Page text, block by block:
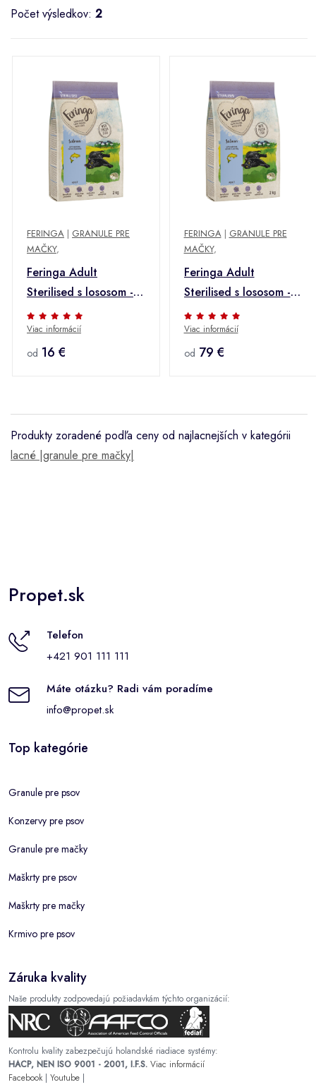
Počet výsledkov: 2
FERINGA | GRANULE PRE
MAČKY,
Feringa Adult
Sterilised s lososom - 2
kg
Viac informácií
od 16 €
FERINGA| GRANULE PRE
MAČKY,
Feringa Adult
Sterilised s lososom -
výhodné balenie: 10
kg (5 x 2 kg)
Viac informácií
od 79 €
Produkty zoradené podľa ceny od najlacnejších v kategórii
lacné |granule pre mačky|
Propet.sk
Telefon
+421 901 111 111
Máte otázku? Radi vám poradíme
info@propet.sk
Top kategórie
Granule pre psov
Konzervy pre psov
Granule pre mačky
Maškrty pre psov
Maškrty pre mačky
Krmivo pre psov
Záruka kvality
Naše produkty zodpovedajú požiadavkám týchto organizácií:
Kontrolu kvality zabezpečujú holandské riadiace systémy:
HACP, NEN ISO 9001 - 2001, I.F.S. Viac informácií
Facebook| Youtube |